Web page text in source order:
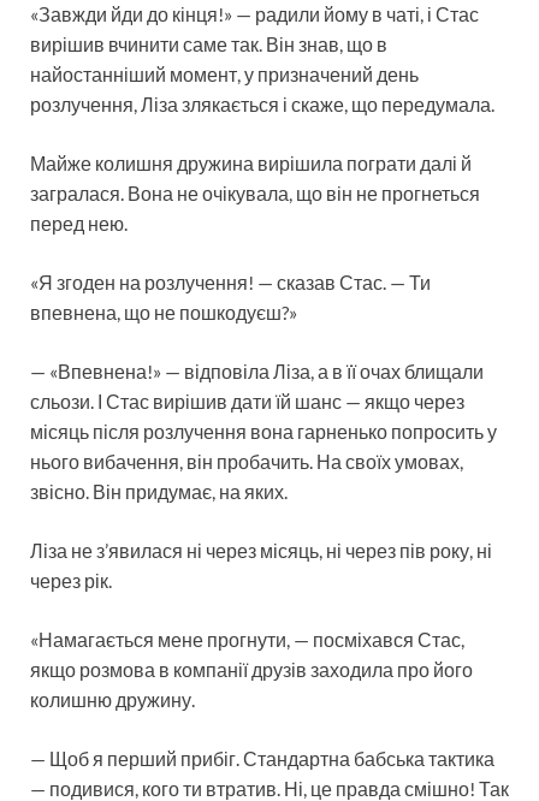
«Завжди йди до кінця!» — радили йому в чаті, і Стас
вирішив вчинити саме так. Він знав, що в
найостанніший момент, у призначений день
розлучення, Ліза злякається і скаже, що передумала.
Майже колишня дружина вирішила пограти далі й
загралася. Вона не очікувала, що він не прогнеться
перед нею.
«Я згоден на розлучення! — сказав Стас. — Ти
впевнена, що не пошкодуєш?»
— «Впевнена!» — відповіла Ліза, а в її очах блищали
сльози. І Стас вирішив дати їй шанс — якщо через
місяць після розлучення вона гарненько попросить у
нього вибачення, він пробачить. На своїх умовах,
звісно. Він придумає, на яких.
Ліза не з’явилася ні через місяць, ні через пів року, ні
через рік.
«Намагається мене прогнути, — посміхався Стас,
якщо розмова в компанії друзів заходила про його
колишню дружину.
— Щоб я перший прибіг. Стандартна бабська тактика
— подивися, кого ти втратив. Ні, це правда смішно! Так